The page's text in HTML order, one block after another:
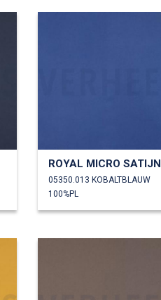
ROYAL MICRO SATIJN
05350.013 KOBALTBLAUW
100%PL